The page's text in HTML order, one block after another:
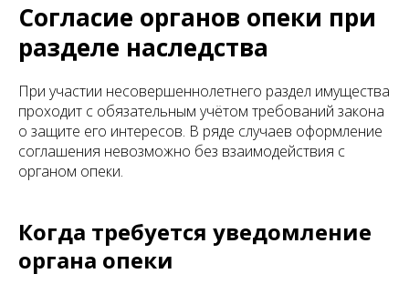
Согласие органов опеки при
разделе наследства
При участии несовершеннолетнего раздел имущества
проходит с обязательным учётом требований закона
о защите его интересов. В ряде случаев оформление
соглашения невозможно без взаимодействия с
органом опеки.
Когда требуется уведомление
органа опеки